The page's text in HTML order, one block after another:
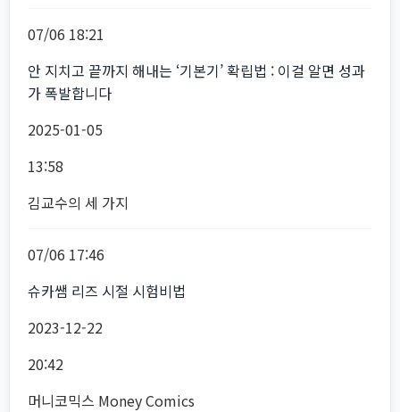
07/06 18:21
안 지치고 끝까지 해내는 ‘기본기’ 확립법 : 이걸 알면 성과
가 폭발합니다
2025-01-05
13:58
김교수의 세 가지
07/06 17:46
슈카쌤 리즈 시절 시험비법
2023-12-22
20:42
머니코믹스 Money Comics